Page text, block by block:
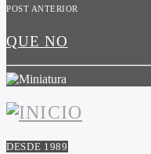
POST ANTERIOR
QUE NO
DESDE 1989